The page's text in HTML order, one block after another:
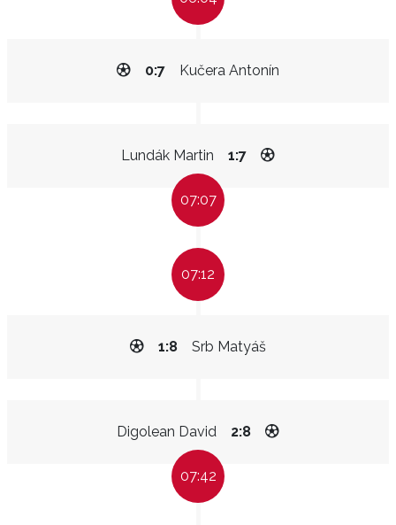
Kučera Antonín
0:7
Lundák Martin 1:7
07:07
07:12
Srb Matyáš
1:8
Digolean David 2:8
07:42